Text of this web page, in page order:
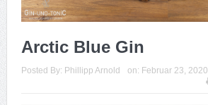
Arctic Blue Gin
Posted By: Phillipp Arnold on: Februar 23, 2020